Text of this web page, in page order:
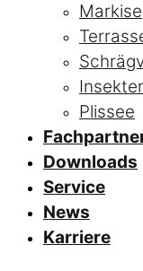
Markise
Plissee
Downloads
Service
News
Karriere